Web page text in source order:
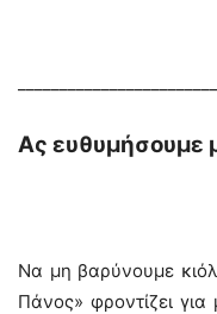
Ας ευθυμήσουμε
Να μη βαρύνουμε
Πάνος» φροντίζει